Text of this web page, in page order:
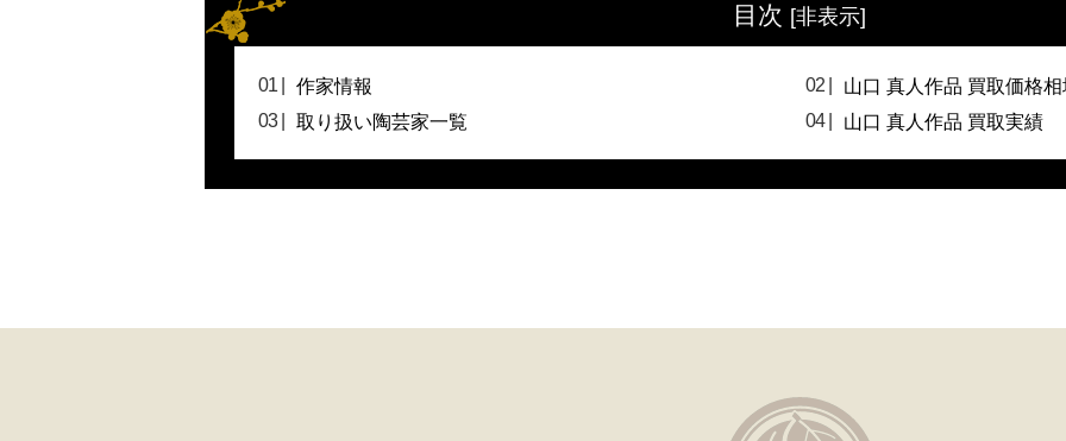
目次 [非表示]
作家情報
山口 真人作品 買取価格相
取り扱い陶芸家一覧
山口 真人作品 買取実績